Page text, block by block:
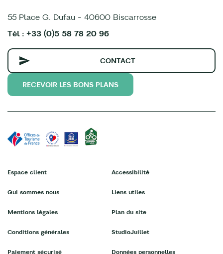
55 Place G. Dufau - 40600 Biscarrosse
Tél : +33 (0)5 58 78 20 96
CONTACT
RECEVOIR LES BONS PLANS
Espace client
Qui sommes nous
Mentions légales
Conditions générales
Paiement sécurisé
Accessibilité
Liens utiles
Plan du site
StudioJuillet
Données personnelles